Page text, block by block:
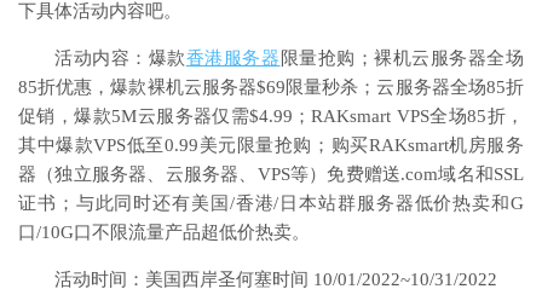
下具体活动内容吧。
活动内容：爆款香港服务器 限量抢购；裸机云服务器全场
85折优惠，爆款裸机云服务器$69限量秒杀；云服务器全场85折
促销，爆款5M云服务器仅需$4.99；RAKsmart VPS全场85折，
其中爆款VPS低至0.99美元限量抢购；购买RAKsmart机房服务
器（独立服务器、云服务器、VPS等）免费赠送.com域名和SSL
证书；与此同时还有美国/香港/日本站群服务器低价热卖和G
口/10G口不限流量产品超低价热卖。
活动时间：美国西岸圣何塞时间 10/01/2022~10/31/2022